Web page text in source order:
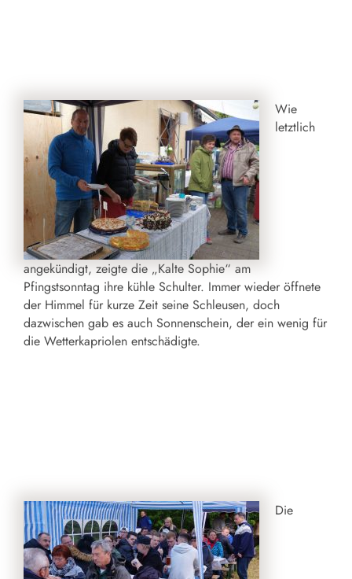
Wie
letztlich
angekündigt, zeigte die „Kalte Sophie“ am
Pfingstsonntag ihre kühle Schulter. Immer wieder öffnete
der Himmel für kurze Zeit seine Schleusen, doch
dazwischen gab es auch Sonnenschein, der ein wenig für
die Wetterkapriolen entschädigte.
Die